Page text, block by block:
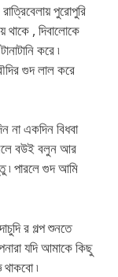
পুরোপুরি
থাকে , দিবালোকে
করে ৷
গুদ লাল করে
না একদিন বিধবা
বউই বলুন আর
৷ পারলে গুদ আমি
র গল্প শুনতে
যদি আমাকে কিছু
৷